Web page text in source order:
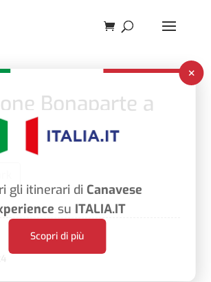
Bonaparte a
×
gli itinerari di Canavese
su ITALIA.IT
Scopri di più